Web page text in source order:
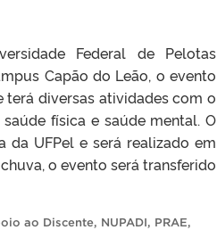
Federal de Pelotas
Capão do Leão, o evento
terá diversas atividades com o
física e saúde mental. O
da UFPel e será realizado em
o evento será transferido
ao Discente, NUPADI, PRAE,